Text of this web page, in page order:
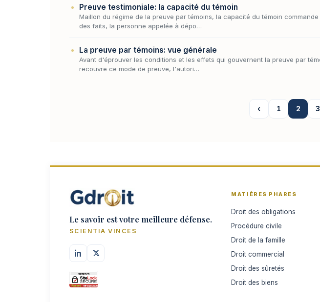
Preuve testimoniale: la capacité du témoin
Maillon du régime de la preuve par témoins, la capacité du témoin
des faits, la personne appelée à dépo…
La preuve par témoins: vue générale
Avant d'éprouver les conditions et les effets qui gouvernent la preuve par
recouvre ce mode de preuve, l'autori…
‹ 1 2 3
Le savoir est votre meilleure défense.
SCIENTIA VINCES
MATIÈRES PHARES
Droit des obligations
Procédure civile
Droit de la famille
Droit commercial
Droit des sûretés
Droit des biens